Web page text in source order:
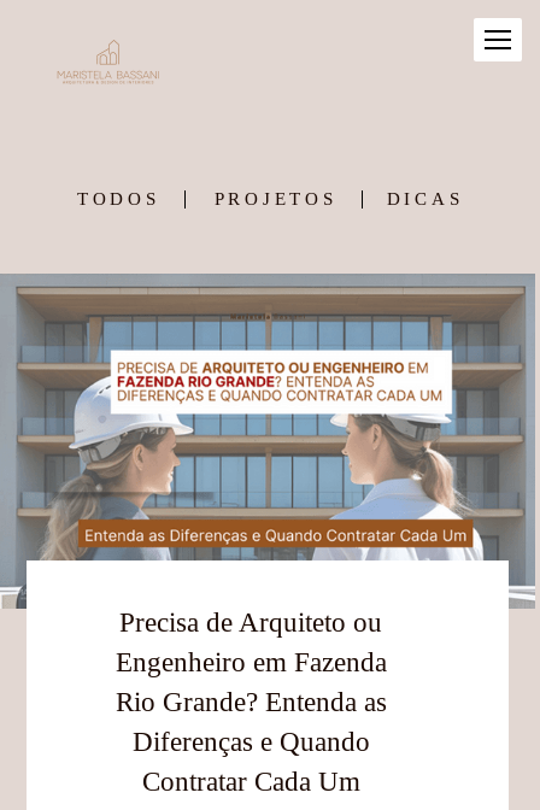
TODOS PROJETOS DICAS
Precisa de Arquiteto ou
Engenheiro em Fazenda
Rio Grande? Entenda as
Diferenças e Quando
Contratar Cada Um